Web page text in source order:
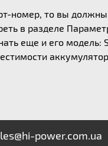
номер, то вы
в разделе
еще и его модель:
power.com.ua